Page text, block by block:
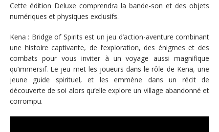
Cette édition Deluxe comprendra la bande-son et des objets
numériques et physiques exclusifs.
Kena : Bridge of Spirits est un jeu d’action-aventure combinant
une histoire captivante, de l’exploration, des énigmes et des
combats pour vous inviter à un voyage aussi magnifique
qu’immersif. Le jeu met les joueurs dans le rôle de Kena, une
jeune guide spirituel, et les emmène dans un récit de
découverte de soi alors qu’elle explore un village abandonné et
corrompu.